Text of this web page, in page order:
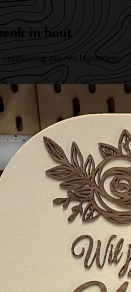
in hout
aan een bijzondere